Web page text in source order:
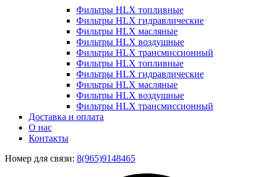
Фильтры HLX топливные
Фильтры HLX гидравлические
Фильтры HLX масляные
Фильтры HLX воздушные
Фильтры HLX трансмиссионный
Фильтры HLX топливные
Фильтры HLX гидравлические
Фильтры HLX масляные
Фильтры HLX воздушные
Фильтры HLX трансмиссионный
Доставка и оплата
О нас
Контакты
Номер для связи: 8(965)9148465